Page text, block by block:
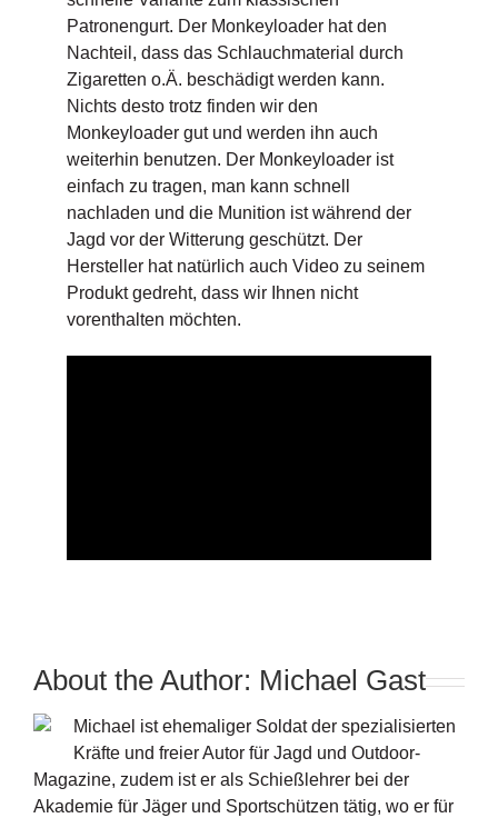
Patronengurt. Der Monkeyloader hat den
Nachteil, dass das Schlauchmaterial durch
Zigaretten o.Ä. beschädigt werden kann.
Nichts desto trotz finden wir den
Monkeyloader gut und werden ihn auch
weiterhin benutzen. Der Monkeyloader ist
einfach zu tragen, man kann schnell
nachladen und die Munition ist während der
Jagd vor der Witterung geschützt. Der
Hersteller hat natürlich auch Video zu seinem
Produkt gedreht, dass wir Ihnen nicht
vorenthalten möchten.
About the Author: Michael Gast
Michael ist ehemaliger Soldat der spezialisierten
Kräfte und freier Autor für Jagd und Outdoor-
Magazine, zudem ist er als Schießlehrer bei der
Akademie für Jäger und Sportschützen tätig, wo er für